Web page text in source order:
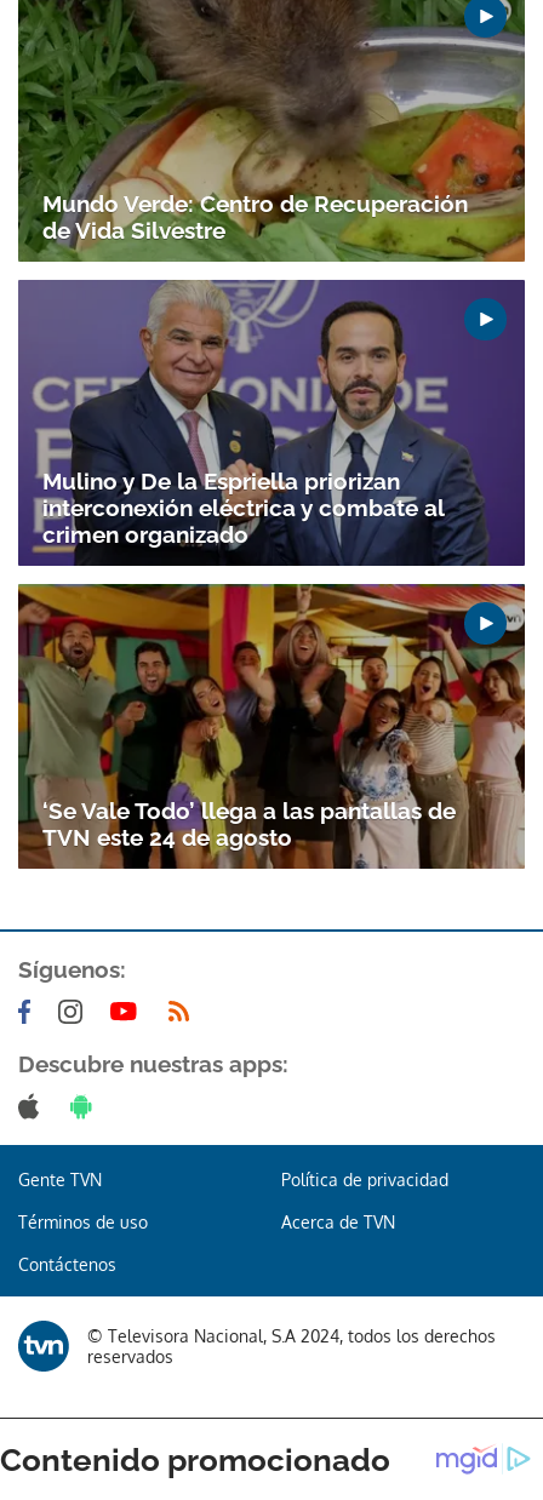
Gracias por suscribirte a nuestro boletín.
ACEPTAR
Mundo Verde: Centro de Recuperación
de Vida Silvestre
Mulino y De la Espriella priorizan
interconexión eléctrica y combate al
crimen organizado
‘Se Vale Todo’ llega a las pantallas de
TVN este 24 de agosto
Síguenos:
Descubre nuestras apps:
Gente TVN Política de privacidad
Términos de uso Acerca de TVN
Contáctenos
© Televisora Nacional, S.A 2024, todos los derechos
reservados